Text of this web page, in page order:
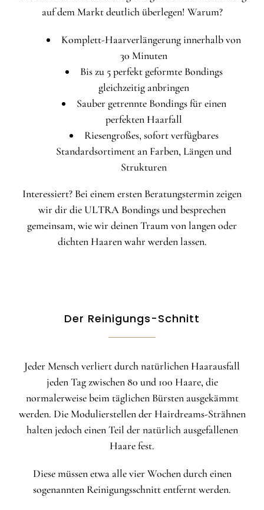
auf dem Markt deutlich überlegen! Warum?
Komplett-Haarverlängerung innerhalb von
30 Minuten
Bis zu 5 perfekt geformte Bondings
gleichzeitig anbringen
Sauber getrennte Bondings für einen
perfekten Haarfall
Riesengroßes, sofort verfügbares
Standardsortiment an Farben, Längen und
Strukturen
Interessiert? Bei einem ersten Beratungstermin zeigen
wir dir die ULTRA Bondings und besprechen
gemeinsam, wie wir deinen Traum von langen oder
dichten Haaren wahr werden lassen.
Der Reinigungs-Schnitt
Jeder Mensch verliert durch natürlichen Haarausfall
jeden Tag zwischen 80 und 100 Haare, die
normalerweise beim täglichen Bürsten ausgekämmt
werden. Die Modulierstellen der Hairdreams-Strähnen
halten jedoch einen Teil der natürlich ausgefallenen
Haare fest.
Diese müssen etwa alle vier Wochen durch einen
sogenannten Reinigungsschnitt entfernt werden.